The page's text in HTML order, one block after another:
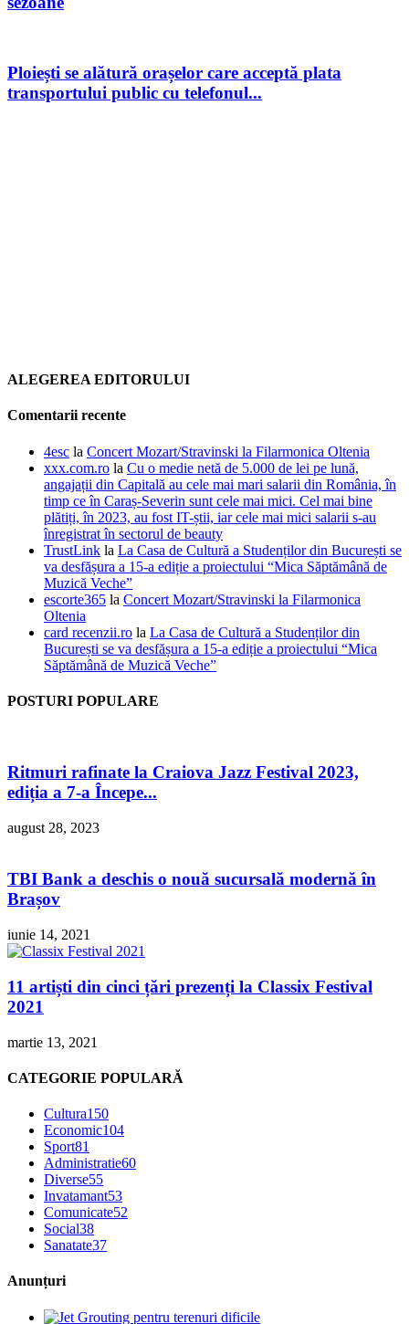
Ploiești se alătură orașelor care acceptă plata
transportului public cu telefonul...
ALEGEREA EDITORULUI
Comentarii recente
4esc la Concert Mozart/Stravinski la Filarmonica Oltenia
xxx.com.ro la Cu o medie netă de 5.000 de lei pe lună,
angajații din Capitală au cele mai mari salarii din România, în
timp ce în Caraș-Severin sunt cele mai mici. Cel mai bine
plătiți, în 2023, au fost IT-știi, iar cele mai mici salarii s-au
înregistrat în sectorul de beauty
TrustLink la La Casa de Cultură a Studenților din București se
va desfășura a 15-a ediție a proiectului “Mica Săptămână de
Muzică Veche”
escorte365 la Concert Mozart/Stravinski la Filarmonica
Oltenia
card recenzii.ro la La Casa de Cultură a Studenților din
București se va desfășura a 15-a ediție a proiectului “Mica
Săptămână de Muzică Veche”
POSTURI POPULARE
Ritmuri rafinate la Craiova Jazz Festival 2023,
ediția a 7-a Începe...
august 28, 2023
TBI Bank a deschis o nouă sucursală modernă în
Brașov
iunie 14, 2021
11 artiști din cinci țări prezenți la Classix Festival
2021
martie 13, 2021
CATEGORIE POPULARĂ
Cultura150
Economic104
Sport81
Administratie60
Diverse55
Invatamant53
Comunicate52
Social38
Sanatate37
Anunțuri